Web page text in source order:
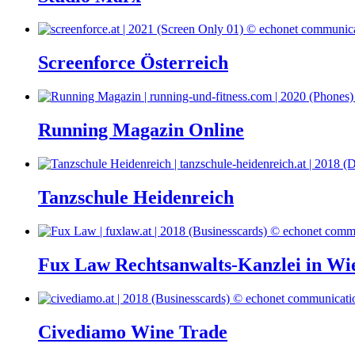
Screenforce Österreich
Running Magazin Online
Tanzschule Heidenreich
Fux Law Rechtsanwalts-Kanzlei in
Civediamo Wine Trade